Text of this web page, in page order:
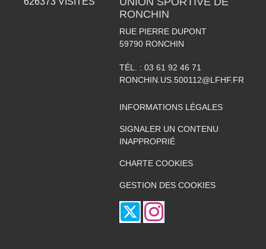
RONCHIN
RUE PIERRE DUPONT
59790 RONCHIN
TÉL. : 03 61 92 46 71
RONCHIN.US.500112@LFHF.FR
INFORMATIONS LÉGALES
SIGNALER UN CONTENU
INAPPROPRIÉ
CHARTE COOKIES
GESTION DES COOKIES